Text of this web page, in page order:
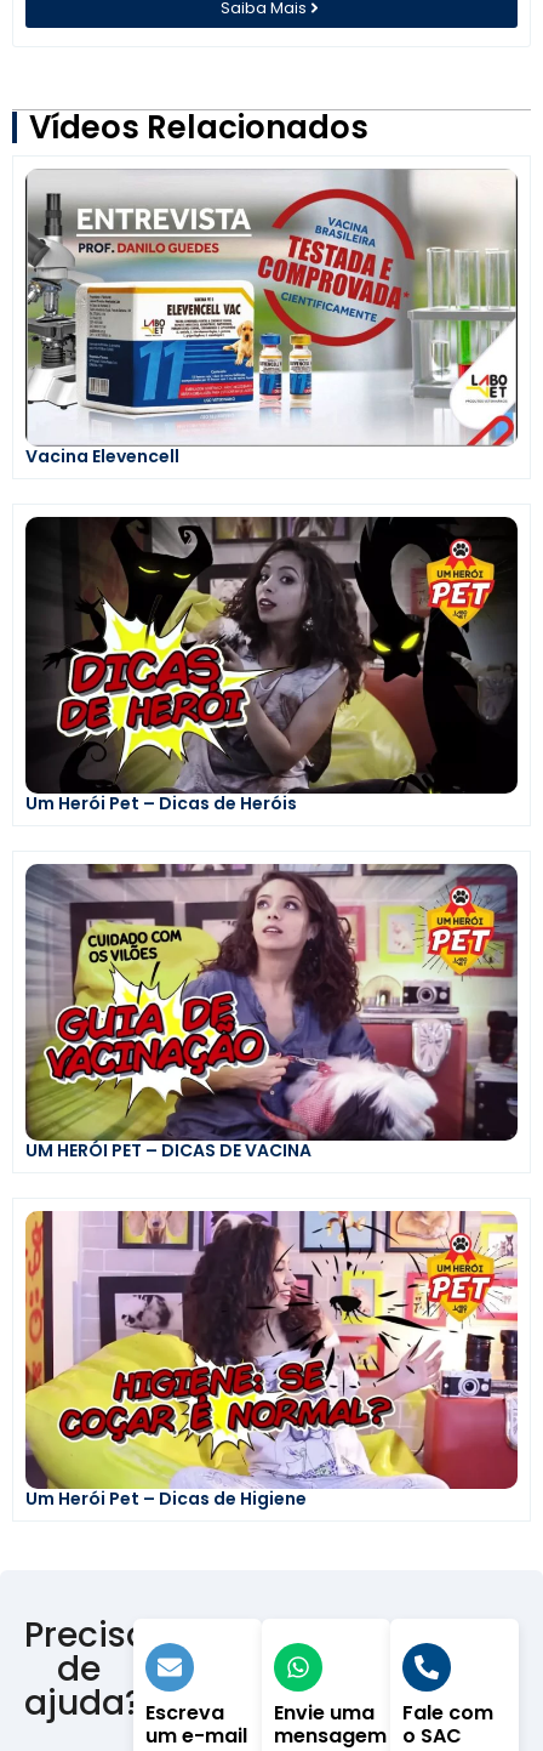
Saiba Mais
Vídeos Relacionados
Vacina Elevencell
Um Herói Pet – Dicas de Heróis
UM HERÓI PET – DICAS DE VACINA
Um Herói Pet – Dicas de Higiene
Precisa
de
ajuda? Escreva
um e-mail
Envie uma
mensagem
Fale com
o SAC